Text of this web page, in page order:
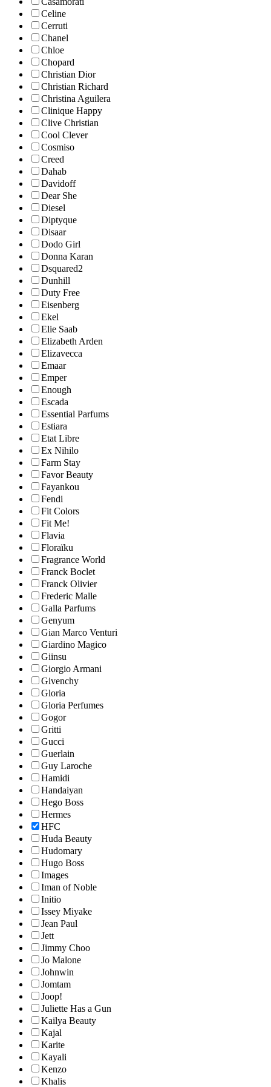
Celine
Cerruti
Chanel
Chloe
Chopard
Christian Dior
Christian Richard
Christina Aguilera
Clinique Happy
Clive Christian
Cool Clever
Cosmiso
Creed
Dahab
Davidoff
Dear She
Diesel
Diptyque
Disaar
Dodo Girl
Donna Karan
Dsquared2
Dunhill
Duty Free
Eisenberg
Ekel
Elie Saab
Elizabeth Arden
Elizavecca
Emaar
Emper
Enough
Escada
Essential Parfums
Estiara
Etat Libre
Ex Nihilo
Farm Stay
Favor Beauty
Fayankou
Fendi
Fit Colors
Fit Me!
Flavia
Floraïku
Fragrance World
Franck Boclet
Franck Olivier
Frederic Malle
Galla Parfums
Genyum
Gian Marco Venturi
Giardino Magico
Giinsu
Giorgio Armani
Givenchy
Gloria
Gloria Perfumes
Gogor
Gritti
Gucci
Guerlain
Guy Laroche
Hamidi
Handaiyan
Hego Boss
Hermes
HFC
Huda Beauty
Hudomary
Hugo Boss
Images
Iman of Noble
Initio
Issey Miyake
Jean Paul
Jett
Jimmy Choo
Jo Malone
Johnwin
Jomtam
Joop!
Juliette Has a Gun
Kailya Beauty
Kajal
Karite
Kayali
Kenzo
Khalis